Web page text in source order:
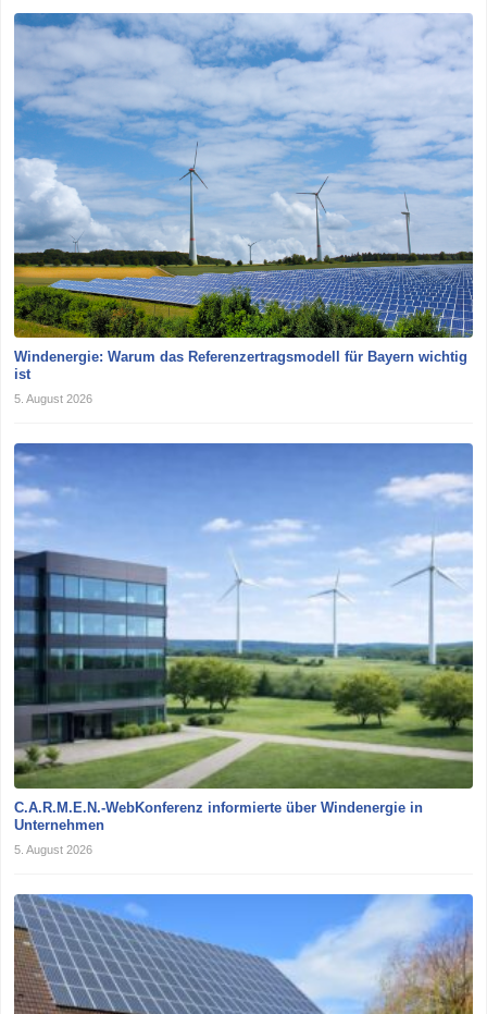
Windenergie: Warum das Referenzertragsmodell für Bayern wichtig
ist
5. August 2026
C.A.R.M.E.N.-WebKonferenz informierte über Windenergie in
Unternehmen
5. August 2026